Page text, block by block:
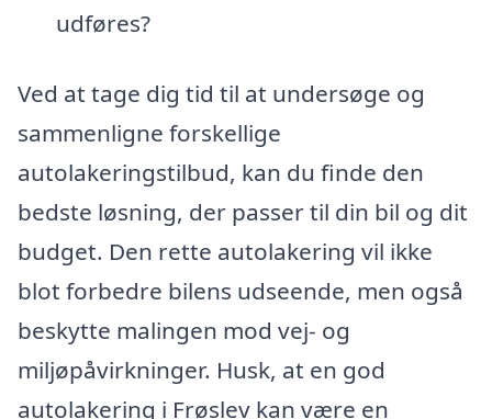
udføres?
Ved at tage dig tid til at undersøge og
sammenligne forskellige
autolakeringstilbud, kan du finde den
bedste løsning, der passer til din bil og dit
budget. Den rette autolakering vil ikke
blot forbedre bilens udseende, men også
beskytte malingen mod vej- og
miljøpåvirkninger. Husk, at en god
autolakering i Frøslev kan være en